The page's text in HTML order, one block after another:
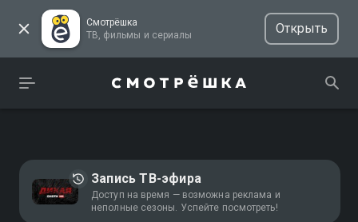
Смотрёшка
ТВ, фильмы и сериалы
Открыть
Запись ТВ-эфира
Доступ на время — возможна реклама и
неполные сезоны. Успейте посмотреть!